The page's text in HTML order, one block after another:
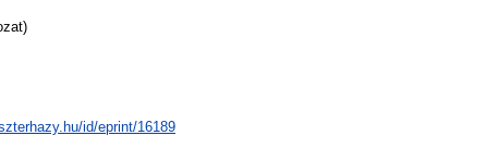
id/eprint/16189